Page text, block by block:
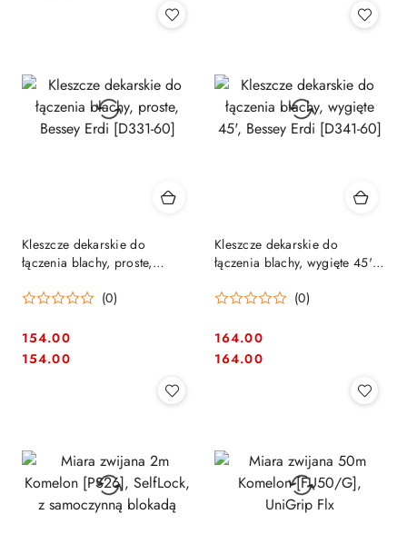
Kleszcze dekarskie do
łączenia blachy, proste,
(0)
Cena:
154.00
Cena:
154.00
Kleszcze dekarskie do
łączenia blachy, wygięte 45',
(0)
Cena:
164.00
Cena:
164.00